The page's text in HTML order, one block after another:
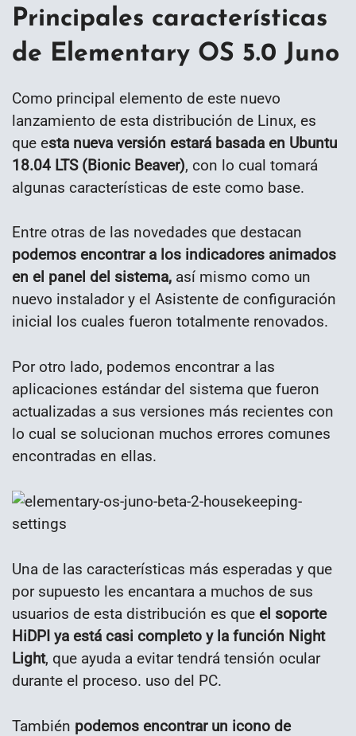
Principales características
de Elementary OS 5.0 Juno
Como principal elemento de este nuevo
lanzamiento de esta distribución de Linux, es
que esta nueva versión estará basada en Ubuntu
18.04 LTS (Bionic Beaver), con lo cual tomará
algunas características de este como base.
Entre otras de las novedades que destacan
podemos encontrar a los indicadores animados
en el panel del sistema, así mismo como un
nuevo instalador y el Asistente de configuración
inicial los cuales fueron totalmente renovados.
Por otro lado, podemos encontrar a las
aplicaciones estándar del sistema que fueron
actualizadas a sus versiones más recientes con
lo cual se solucionan muchos errores comunes
encontradas en ellas.
Una de las características más esperadas y que
por supuesto les encantara a muchos de sus
usuarios de esta distribución es que el soporte
HiDPI ya está casi completo y la función Night
Light, que ayuda a evitar tendrá tensión ocular
durante el proceso. uso del PC.
También podemos encontrar un icono de